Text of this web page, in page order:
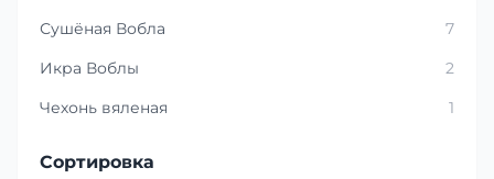
Сушёная Вобла
7
Икра Воблы
2
Чехонь вяленая
1
Сортировка